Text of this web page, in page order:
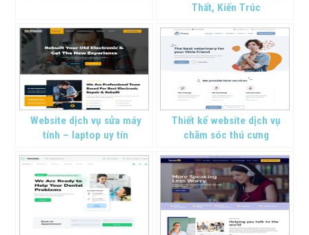
Thất, Kiến Trúc
Website dịch vụ sửa máy
tính – laptop uy tín
Thiết kế website dịch vụ
chăm sóc thú cưng